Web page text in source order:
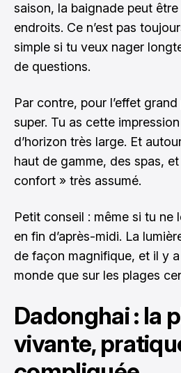
saison, la baignade peut
endroits. Ce n’est pas
simple si tu veux nager
de questions.
Par contre, pour l’effet grand
super. Tu as cette
d’horizon très large. Et
haut de gamme, des spas,
confort » très assumé.
Petit conseil : même si tu ne
en fin d’après-midi. La
de façon magnifique, et il y
monde que sur les plages
Dadonghai : la
vivante,